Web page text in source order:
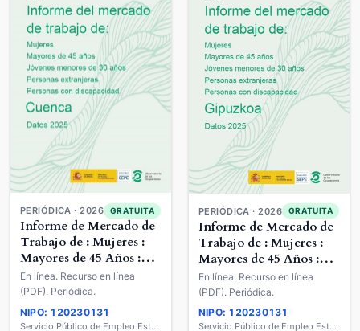
PERIÓDICA · 2026 GRATUITA
Informe de Mercado de
Trabajo de : Mujeres :
Mayores de 45 Años :
Jóvenes Menores de 30
años : Extranjeros :
Personas con
Discapacidad
En línea. Recurso en línea
(PDF). Periódica.
NIPO: 120230131
Servicio Público de Empleo Estatal
PERIÓDICA · 2026 GRATUITA
Informe de Mercado de
Trabajo de : Mujeres :
Mayores de 45 Años :
Jóvenes Menores de 30
años : Extranjeros :
Personas con
Discapacidad
En línea. Recurso en línea
(PDF). Periódica.
NIPO: 120230131
Servicio Público de Empleo Estatal